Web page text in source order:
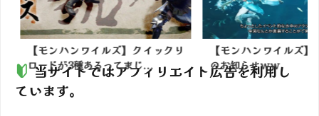
イックリ
じ...
【モンハンワイルズ】水中戦復活
のお知らせｗｗ
どんどん
日から値段
当サイトではアフィリエイト広告を利用し
ています。